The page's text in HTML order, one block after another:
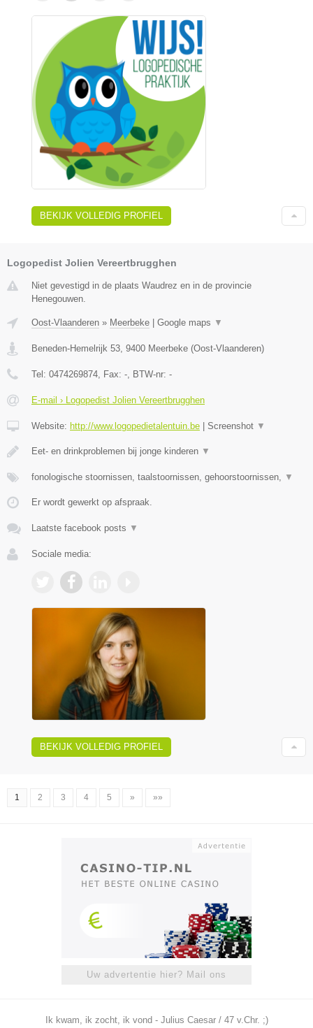
BEKIJK VOLLEDIG PROFIEL
Logopedist Jolien Vereertbrugghen
Niet gevestigd in de plaats Waudrez en in de provincie
Henegouwen.
Oost-Vlaanderen » Meerbeke Google maps ▼
Beneden-Hemelrijk 53, 9400 Meerbeke (Oost-Vlaanderen)
Tel: 0474269874, Fax: -, BTW-nr: -
E-mail › Logopedist Jolien Vereertbrugghen
Website: http://www.logopedietalentuin.be Screenshot ▼
Eet- en drinkproblemen bij jonge kinderen ▼
fonologische stoornissen, taalstoornissen, gehoorstoornissen, ▼
Er wordt gewerkt op afspraak.
Laatste facebook posts ▼
Sociale media:
BEKIJK VOLLEDIG PROFIEL
1 2 3 4 5 » »»
Uw advertentie hier? Mail ons
Ik kwam, ik zocht, ik vond - Julius Caesar / 47 v.Chr. ;)